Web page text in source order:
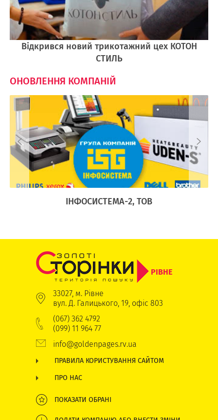
Відкрився новий трикотажний цех КОТОН
СТИЛЬ
ОНОВЛЕННЯ КОМПАНІЙ
ІНФОСИСТЕМА-2, ТОВ
РІВНЕ
33027, м. Рівне
вул. Д. Галицького, 19, офіс 803
(067) 362 4792
(099) 11 964 77
info@goldenpages.rv.ua
ПРАВИЛА КОРИСТУВАННЯ САЙТОМ
ПРО НАС
ПОКАЗАТИ ОБРАНІ